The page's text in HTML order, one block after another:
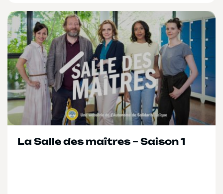
La Salle des maîtres – Saison 1